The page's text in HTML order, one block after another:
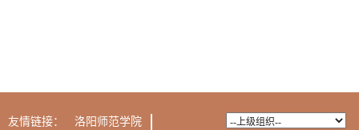
友情链接： 洛阳师范学院